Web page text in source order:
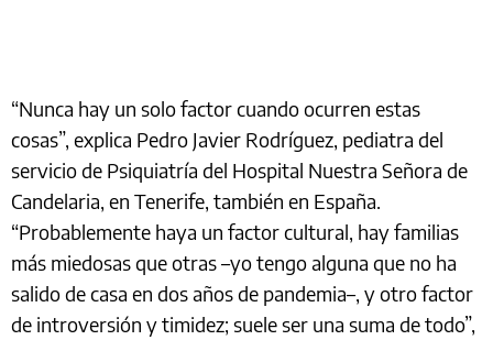
“Nunca hay un solo factor cuando ocurren estas
cosas”, explica Pedro Javier Rodríguez, pediatra del
servicio de Psiquiatría del Hospital Nuestra Señora de
Candelaria, en Tenerife, también en España.
“Probablemente haya un factor cultural, hay familias
más miedosas que otras –yo tengo alguna que no ha
salido de casa en dos años de pandemia–, y otro factor
de introversión y timidez; suele ser una suma de todo”,